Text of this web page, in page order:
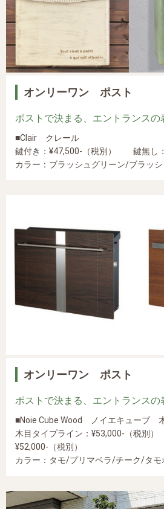
オンリーワン ポスト
ポストで決まる、エントランスの
■Clair クレール
鍵付き：¥47,500-（税別） 鍵無し：
カラー：ブラッシュグリーン/ブラッ
オンリーワン ポスト
ポストで決まる、エントランスの
■Noie Cube Wood ノイエキューブ
木目タイプライン：¥53,000-（税別
¥52,000-（税別）
カラー：タモ/プリマベラ/チーク/タモ